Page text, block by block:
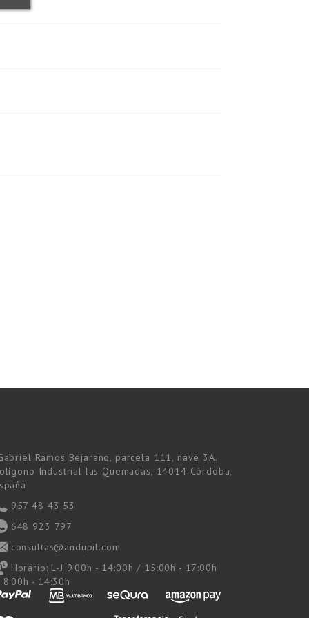
Ramos Bejarano, parcela 111, nave 3A.
Industrial las Quemadas, 14014 Córdoba,
957 48 43 53
648 923 797
consultas@andupil.com
Horário: L-J 9:00h - 14:00h / 15:00h - 17:00h
8:00h - 14:30h